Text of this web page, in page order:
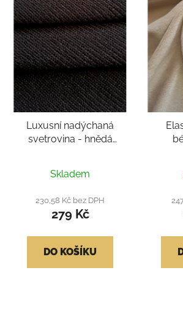
Luxusní nadýchaná
svetrovina - hnědá
Skladem
230,58 Kč bez DPH
279 Kč
DO KOŠÍKU